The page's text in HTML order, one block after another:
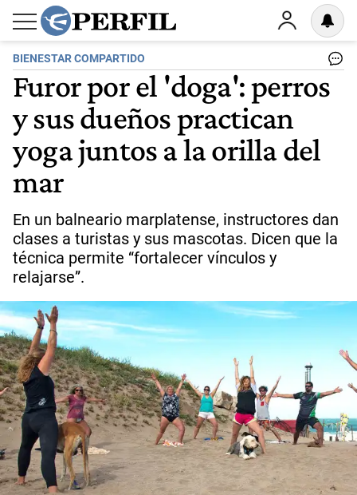
BIENESTAR COMPARTIDO
Furor por el 'doga': perros
y sus dueños practican
yoga juntos a la orilla del
mar
En un balneario marplatense, instructores dan
clases a turistas y sus mascotas. Dicen que la
técnica permite “fortalecer vínculos y
relajarse”.